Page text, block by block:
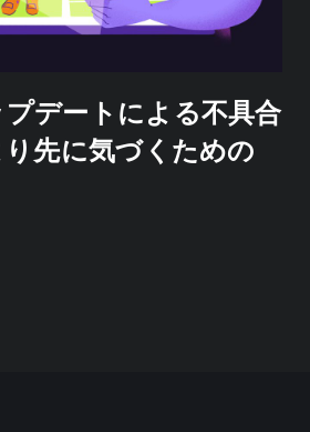
デートによる不具合
先に気づくための